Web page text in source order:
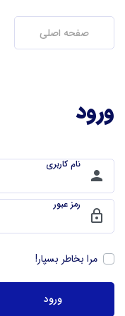
صفحه اصلی
ورود
person
نام کاربری
lock
رمز عبور
مرا بخاطر بسپار!
ورود